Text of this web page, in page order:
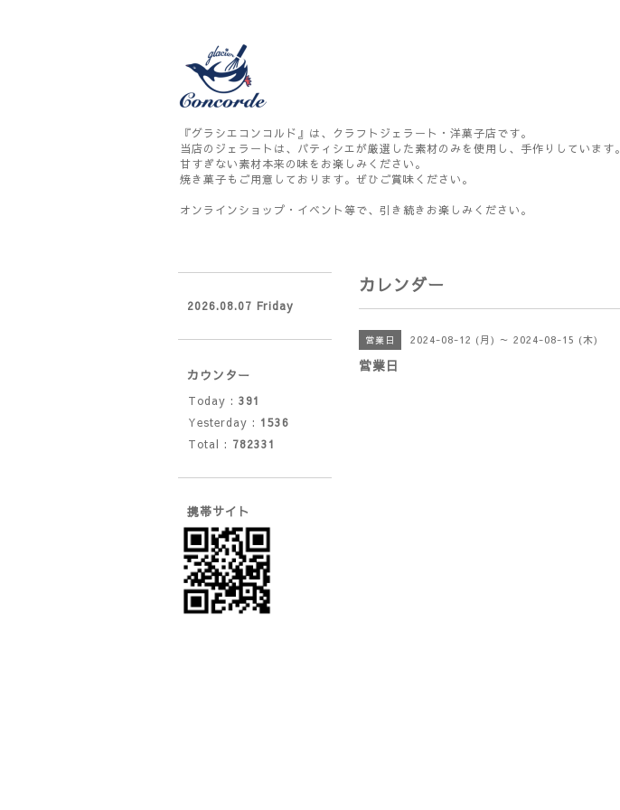
『グラシエコンコルド』は、クラフトジェラート・洋菓子店です。
当店のジェラートは、パティシエが厳選した素材のみを使用し、手作りしています。
甘すぎない素材本来の味をお楽しみください。
焼き菓子もご用意しております。ぜひご賞味ください。
オンラインショップ・イベント等で、引き続きお楽しみください。
カレンダー
営業日 2024-08-12 (月) ～ 2024-08-15 (木)
営業日
2026.08.07 Friday
カウンター
Today : 391
Yesterday : 1536
Total : 782331
携帯サイト